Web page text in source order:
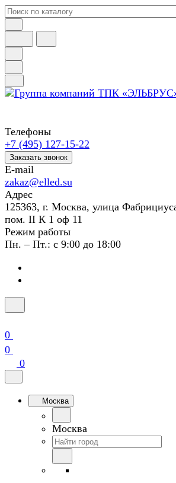
Телефоны
+7 (495) 127-15-22
Заказать звонок
E-mail
zakaz@elled.su
Адрес
125363, г. Москва, улица
пом. II К 1 оф 11
Режим работы
Пн. – Пт.: с 9:00 до 18:00
0
0
0
Москва
Москва